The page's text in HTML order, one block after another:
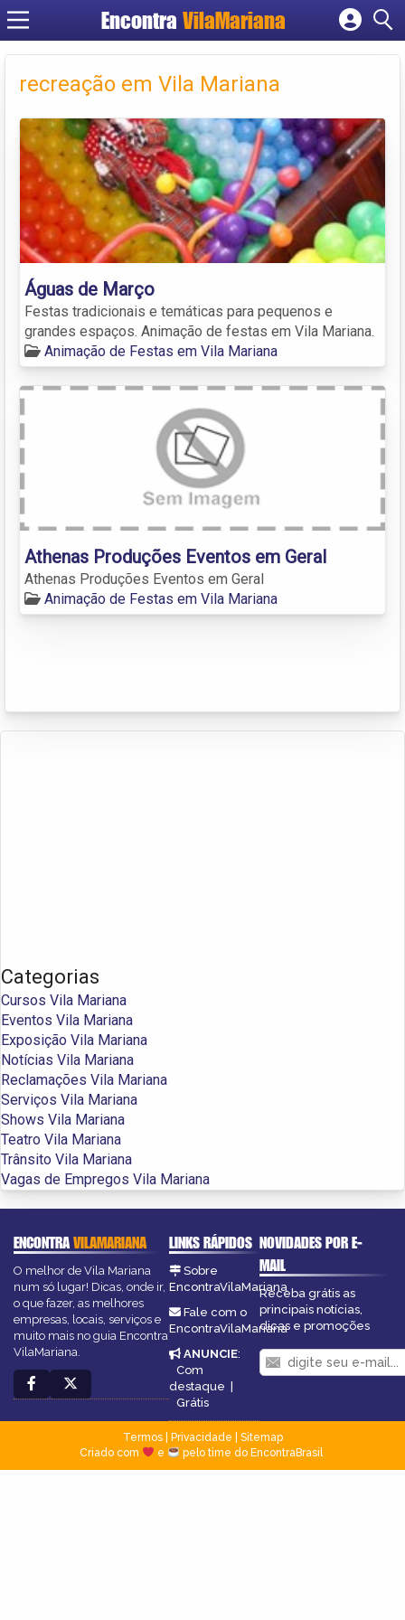
EncontraVilaMariana
Cadastrar empresa
Criar conta
recreação em Vila Mariana
Águas de Março
Festas tradicionais e temáticas para pequenos e
grandes espaços. Animação de festas em Vila Mariana.
Animação de Festas em Vila Mariana
Athenas Produções Eventos em Geral
Athenas Produções Eventos em Geral
Animação de Festas em Vila Mariana
Categorias
Cursos Vila Mariana
Eventos Vila Mariana
Exposição Vila Mariana
Notícias Vila Mariana
Reclamações Vila Mariana
Serviços Vila Mariana
Shows Vila Mariana
Teatro Vila Mariana
Trânsito Vila Mariana
Vagas de Empregos Vila Mariana
ENCONTRAVILAMARIANA
O melhor de Vila Mariana
num só lugar! Dicas, onde ir,
o que fazer, as melhores
empresas, locais, serviços e
muito mais no guia Encontra
VilaMariana.
LINKS RÁPIDOS
Sobre
EncontraVilaMariana
Fale com o
EncontraVilaMariana
ANUNCIE:
Com
destaque |
Grátis
NOVIDADES POR E-
MAIL
Receba grátis as
principais notícias,
dicas e promoções
Termos| Privacidade
Sitemap
Criado com
e pelo time do EncontraBrasil